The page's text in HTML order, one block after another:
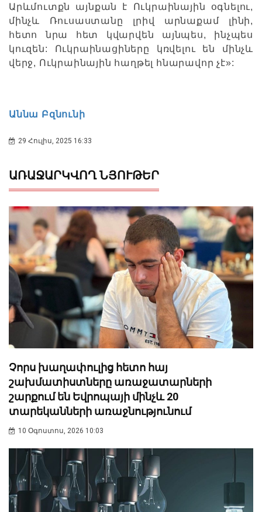
Արևմուտքն այնքան է Ուկրաինային օգնելու,
մինչև Ռուսաստանը լրիվ արնաքամ լինի,
հետո նրա հետ կվարվեն այնպես, ինչպես
կուզեն: Ուկրաինացիները կռվելու են մինչև
վերջ, Ուկրաինային հաղթել հնարավոր չէ»:
Աննա Բզնունի
29 Հուլիս, 2025 16:33
ԱՌԱՋԱՐԿՎՈՂ ՆՅՈՒԹԵՐ
Չորս խաղափուլից հետո հայ
շախմատիստները առաջատարների
շարքում են Եվրոպայի մինչև 20
տարեկանների առաջնությունում
10 Օգոստոս, 2026 10:03